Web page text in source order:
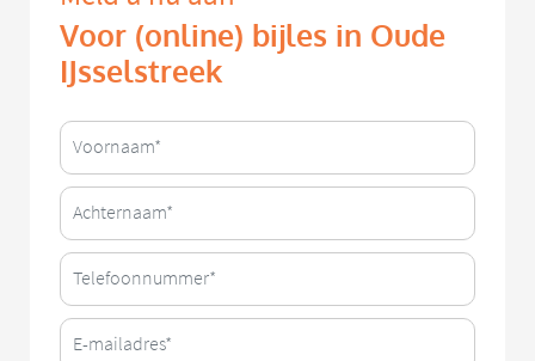
Voor (online) bijles in Oude
IJsselstreek